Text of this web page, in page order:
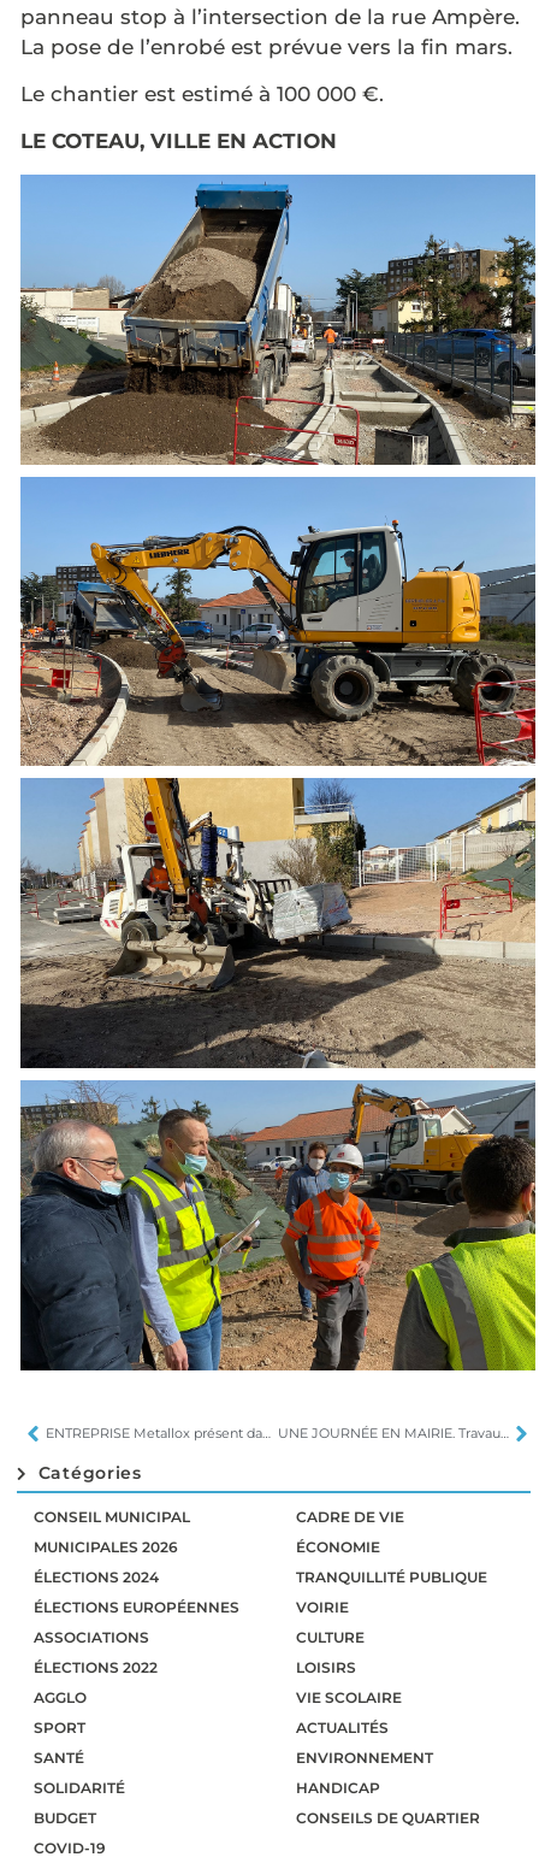
panneau stop à l’intersection de la rue Ampère.
La pose de l’enrobé est prévue vers la fin mars.
Le chantier est estimé à 100 000 €.
LE COTEAU, VILLE EN ACTION
ENTREPRISE Metallox présent dans le ferroviaire UNE JOURNÉE EN MAIRIE. Travaux, budget, sécurité
Catégories
CONSEIL MUNICIPAL
MUNICIPALES 2026
ÉLECTIONS 2024
ÉLECTIONS EUROPÉENNES
ASSOCIATIONS
ÉLECTIONS 2022
AGGLO
SPORT
SANTÉ
SOLIDARITÉ
BUDGET
COVID-19
CADRE DE VIE
ÉCONOMIE
TRANQUILLITÉ PUBLIQUE
VOIRIE
CULTURE
LOISIRS
VIE SCOLAIRE
ACTUALITÉS
ENVIRONNEMENT
HANDICAP
CONSEILS DE QUARTIER